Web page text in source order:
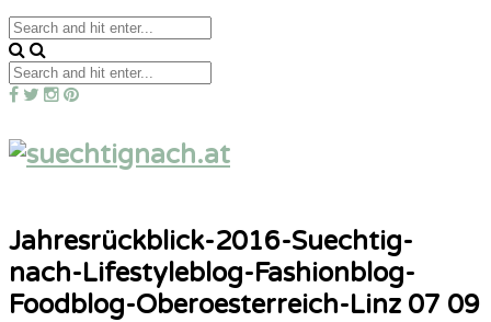
Jahresrückblick-2016-Suechtig-
nach-Lifestyleblog-Fashionblog-
Foodblog-Oberoesterreich-Linz 07 09